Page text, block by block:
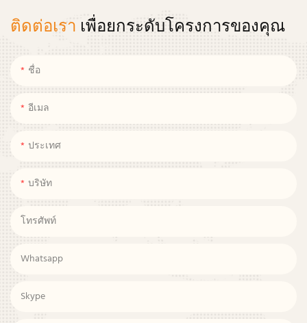
ติดต่อเรา เพื่อยกระดับโครงการของคุณ
ชื่อ
อีเมล
ประเทศ
บริษัท
โทรศัพท์
Whatsapp
Skype